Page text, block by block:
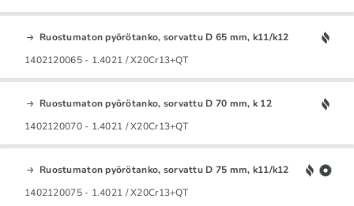
Ruostumaton pyörötanko, sorvattu D 65 mm, k11/k12
1402120065 - 1.4021 / X20Cr13+QT
Ruostumaton pyörötanko, sorvattu D 70 mm, k 12
1402120070 - 1.4021 / X20Cr13+QT
Ruostumaton pyörötanko, sorvattu D 75 mm, k11/k12
1402120075 - 1.4021 / X20Cr13+QT